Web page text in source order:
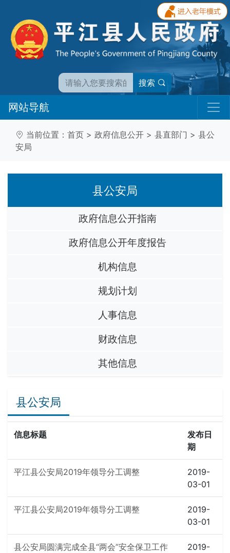
搜索
网站导航
当前位置： 首页 > 政府信息公开 > 县直部门 > 县公
安局
县公安局
政府信息公开指南
政府信息公开年度报告
机构信息
规划计划
人事信息
财政信息
其他信息
县公安局
信息标题
发布日
期
平江县公安局2019年领导分工调整
2019-
03-01
平江县公安局2019年领导分工调整
2019-
03-01
县公安局圆满完成全县“两会”安全保卫工作
2019-